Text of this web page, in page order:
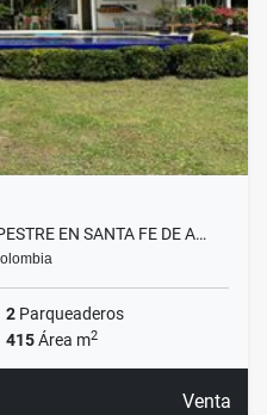
EN SANTA FE DE A…
2 Parqueaderos
415Área m2
Venta